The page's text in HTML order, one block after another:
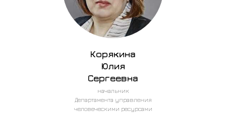
Корякина
Юлия
Сергеевна
начальник
Департамента управления
человеческими ресурсами